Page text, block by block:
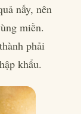
nấy, nên
miền.
phải
khẩu.